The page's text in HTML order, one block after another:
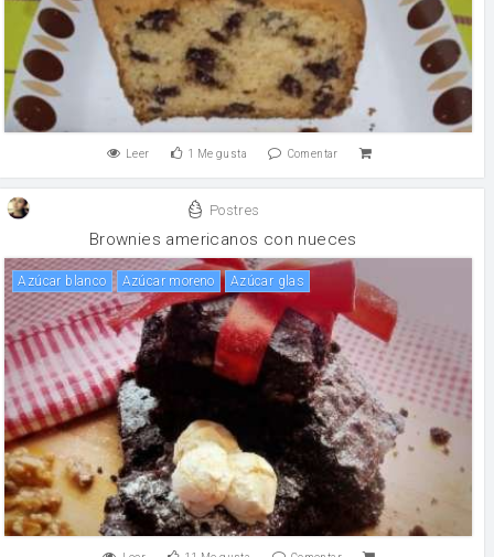
Leer 1 Me gusta Comentar
Postres
Brownies americanos con nueces
Azúcar blanco Azúcar moreno azúcar glas